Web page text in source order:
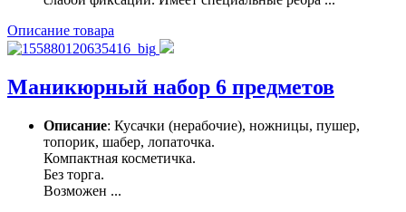
Описание товара
Маникюрный набор 6 предметов
Описание: Кусачки (нерабочие), ножницы, пушер,
топорик, шабер, лопаточка.
Компактная косметичка.
Без торга.
Возможен ...